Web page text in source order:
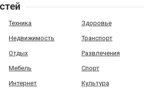
Техника Здоровье
Недвижимость Транспорт
Отдых Развлечения
Мебель Спорт
Интернет Культура